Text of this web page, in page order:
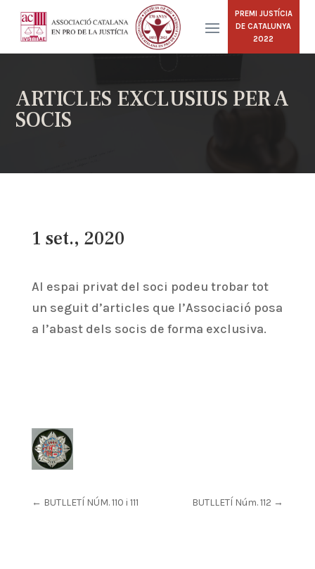
PREMI JUSTÍCIA
DE CATALUNYA
2022
ARTICLES EXCLUSIUS PER A
SOCIS
1 set., 2020
Al espai privat del soci podeu trobar tot
un seguit d’articles que l’Associació posa
a l’abast dels socis de forma exclusiva.
← BUTLLETÍ NÚM. 110 i 111 BUTLLETÍ Núm. 112 →